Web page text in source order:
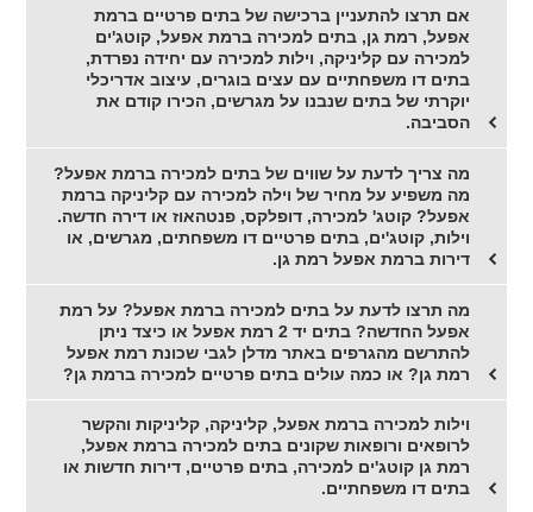
אם תרצו להתעניין ברכישה של בתים פרטיים ברמת
אפעל, רמת גן, בתים למכירה ברמת אפעל, קוטג'ים
למכירה עם קליניקה, וילות למכירה עם יחידה נפרדת,
בתים דו משפחתיים עם עצים בוגרים, עיצוב אדריכלי
יוקרתי של בתים שנבנו על מגרשים, הכירו קודם את
הסביבה.
מה צריך לדעת על שווים של בתים למכירה ברמת אפעל?
מה משפיע על מחיר של וילה למכירה עם קליניקה ברמת
אפעל? קוטג' למכירה, דופלקס, פנטהאוז או דירה חדשה.
וילות, קוטג'ים, בתים פרטיים דו משפחתים, מגרשים, או
דירות ברמת אפעל רמת גן.
מה תרצו לדעת על בתים למכירה ברמת אפעל? על רמת
אפעל החדשה? בתים יד 2 רמת אפעל או כיצד ניתן
להתרשם מהגרפים באתר מדלן לגבי שכונת רמת אפעל
רמת גן? או כמה עולים בתים פרטיים למכירה ברמת גן?
וילות למכירה ברמת אפעל, קליניקה, קליניקות והקשר
לרופאים ורופאות שקונים בתים למכירה ברמת אפעל,
רמת גן קוטג'ים למכירה, בתים פרטיים, דירות חדשות או
בתים דו משפחתיים.